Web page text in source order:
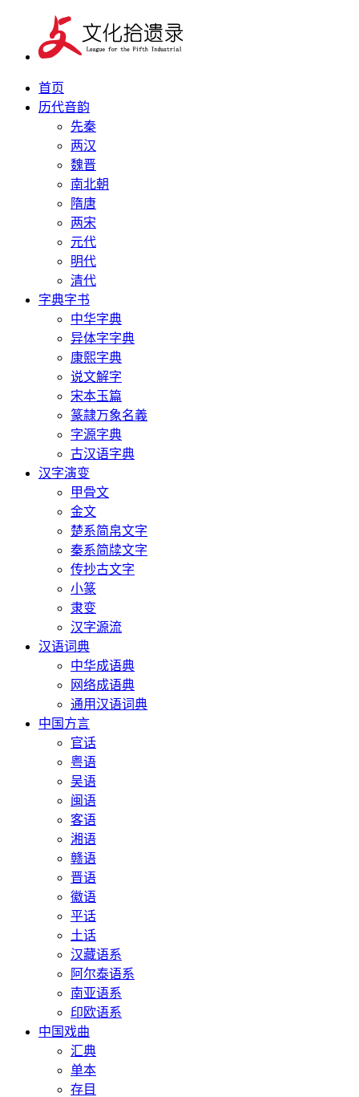
首页
历代音韵
先秦
两汉
魏晋
南北朝
隋唐
两宋
元代
明代
清代
字典字书
中华字典
异体字字典
康熙字典
说文解字
宋本玉篇
篆隷万象名義
字源字典
古汉语字典
汉字演变
甲骨文
金文
楚系简帛文字
秦系简牍文字
传抄古文字
小篆
隶变
汉字源流
汉语词典
中华成语典
网络成语典
通用汉语词典
中国方言
官话
粤语
吴语
闽语
客语
湘语
赣语
晋语
徽语
平话
土话
汉藏语系
阿尔泰语系
南亚语系
印欧语系
中国戏曲
汇典
单本
存目